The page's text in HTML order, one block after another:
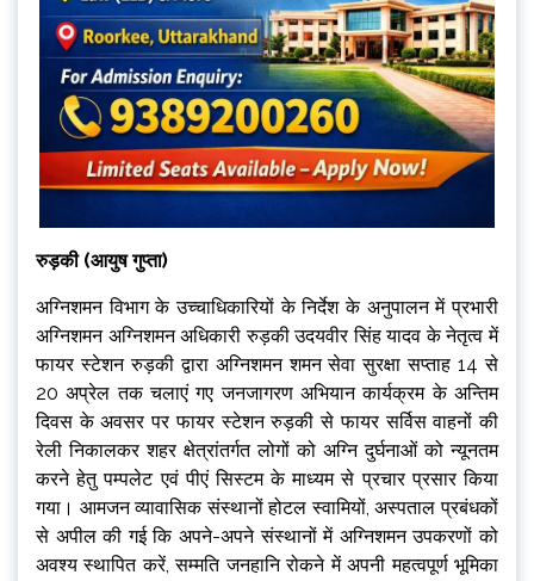
रुड़की (आयुष गुप्ता)
अग्निशमन विभाग के उच्चाधिकारियों के निर्देश के अनुपालन में प्रभारी
अग्निशमन अग्निशमन अधिकारी रुड़की उदयवीर सिंह यादव के नेतृत्व में
फायर स्टेशन रुड़की द्वारा अग्निशमन शमन सेवा सुरक्षा सप्ताह 14 से
20 अप्रेल तक चलाएं गए जनजागरण अभियान कार्यक्रम के अन्तिम
दिवस के अवसर पर फायर स्टेशन रुड़की से फायर सर्विस वाहनों की
रेली निकालकर शहर क्षेत्रांतर्गत लोगों को अग्नि दुर्घनाओं को न्यूनतम
करने हेतु पम्पलेट एवं पीएं सिस्टम के माध्यम से प्रचार प्रसार किया
गया। आमजन व्यावासिक संस्थानों होटल स्वामियों, अस्पताल प्रबंधकों
से अपील की गई कि अपने-अपने संस्थानों में अग्निशमन उपकरणों को
अवश्य स्थापित करें, सम्मति जनहानि रोकने में अपनी महत्वपूर्ण भूमिका